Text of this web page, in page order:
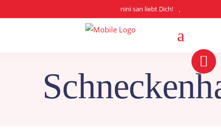
nini san liebt Dich!